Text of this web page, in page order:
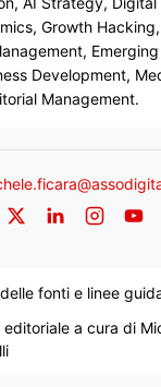
Growth
Development,
Management.
TwitterLinkedIn
fonti e linee
editoriale a cura di